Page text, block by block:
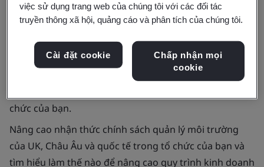
Hiểu được những điều cơ bản của Hệ thống Quản lý
Môi trường ISO 14001 (EMS) với khóa đào tạo giới
thiệu một ngày của chúng tôi. Được thiết kế và cung
cấp bởi các chuyện gia EMS để mang đến cho bạn một
cái nhìn tổng quan về quản lý môi trường, khoá học sẽ
chức của bạn.
Nâng cao nhận thức chính sách quản lý môi trường
của UK, Châu Âu và quốc tế trong tổ chức của bạn và
tìm hiểu làm thế nào để nâng cao quy trình kinh doanh
việc sử dụng trang web của chúng tôi với các đối tác
truyền thông xã hội, quảng cáo và phân tích của chúng tôi.
Cài đặt cookie
Chấp nhận mọi
cookie